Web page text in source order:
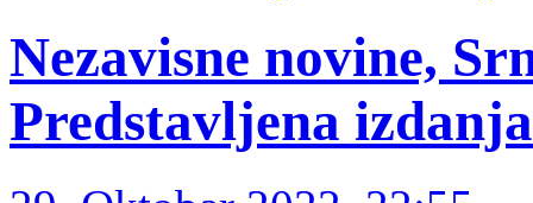
Nezavisne novine,
Predstavljena